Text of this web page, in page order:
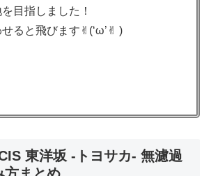
目指しました！
ると飛びます✌︎(‘ω’✌︎ )
東洋坂 -トヨサカ- 無濾過